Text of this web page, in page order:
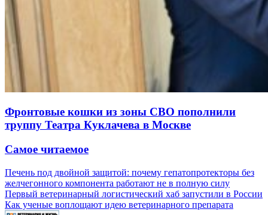
Фронтовые кошки из зоны СВО пополнили
труппу Театра Куклачева в Москве
Самое читаемое
Печень под двойной защитой: почему гепатопротекторы без
желчегонного компонента работают не в полную силу
Первый ветеринарный логистический хаб запустили в России
Как ученые воплощают идею ветеринарного препарата